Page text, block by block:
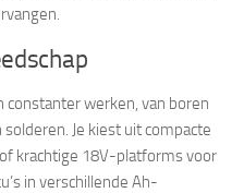
constanter werken, van boren
Je kiest uit compacte
krachtige 18V-platforms voor
in verschillende Ah-